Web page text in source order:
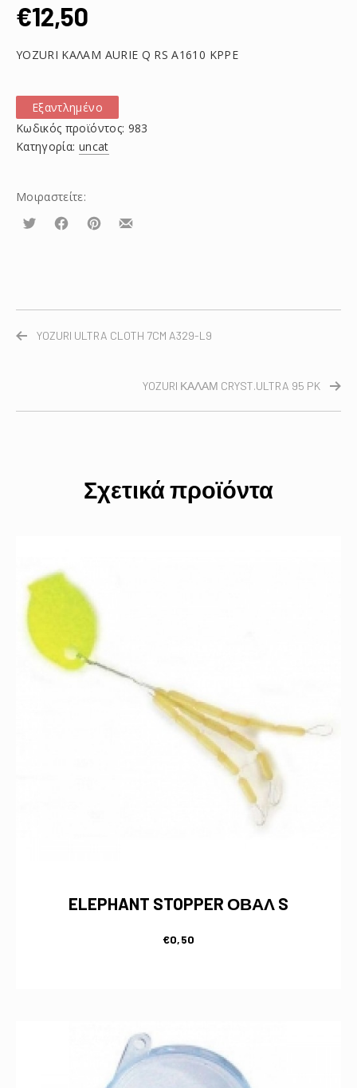
€12,50
YOZURI ΚΑΛΑΜ AURIE Q RS A1610 KPPE
Εξαντλημένο
Κωδικός προϊόντος: 983
Κατηγορία: uncat
Μοιραστείτε:
Τουίτα ΜοιραστείτεΜοιραστείτεΜοιραστείτε
YOZURI ULTRA CLOTH 7CM A329-L9
YOZURI ΚΑΛΑΜ CRYST.ULTRA 95 PK
Σχετικά προϊόντα
ELEPHANT STOPPER ΟΒΑΛ S
€0,50